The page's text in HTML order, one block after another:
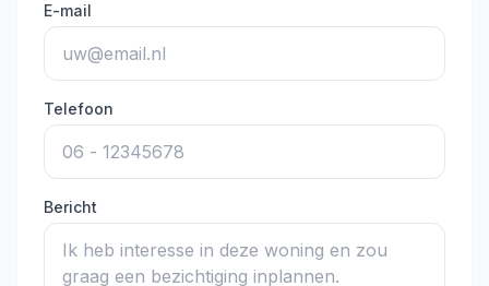
E-mail
Telefoon
Bericht